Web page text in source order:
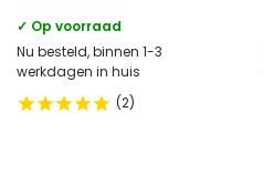
✓ Op voorraad
Nu besteld, binnen 1-3
werkdagen in huis
2